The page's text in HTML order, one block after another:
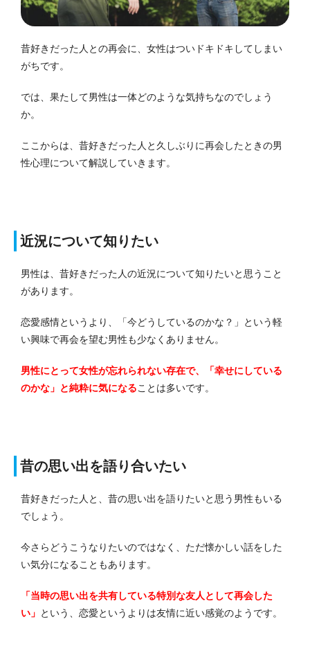
昔好きだった人との再会に、女性はついドキドキしてしまい
がちです。
では、果たして男性は一体どのような気持ちなのでしょう
か。
ここからは、昔好きだった人と久しぶりに再会したときの男
性心理について解説していきます。
近況について知りたい
男性は、昔好きだった人の近況について知りたいと思うこと
があります。
恋愛感情というより、「今どうしているのかな？」という軽
い興味で再会を望む男性も少なくありません。
男性にとって女性が忘れられない存在で、「幸せにしている
のかな」と純粋に気になることは多いです。
昔の思い出を語り合いたい
昔好きだった人と、昔の思い出を語りたいと思う男性もいる
でしょう。
今さらどうこうなりたいのではなく、ただ懐かしい話をした
い気分になることもあります。
「当時の思い出を共有している特別な友人として再会した
い」 という、恋愛というよりは友情に近い感覚のようです。